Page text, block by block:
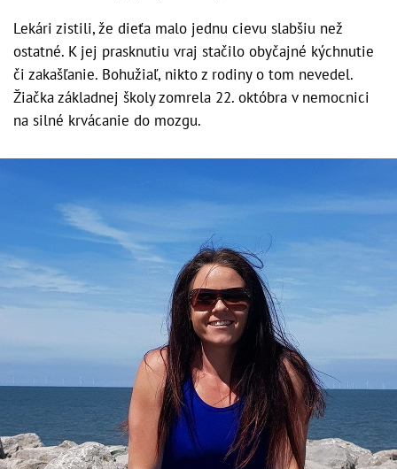
Lekári zistili, že dieťa malo jednu cievu slabšiu než
ostatné. K jej prasknutiu vraj stačilo obyčajné kýchnutie
či zakašľanie. Bohužiaľ, nikto z rodiny o tom nevedel.
Žiačka základnej školy zomrela 22. októbra v nemocnici
na silné krvácanie do mozgu.